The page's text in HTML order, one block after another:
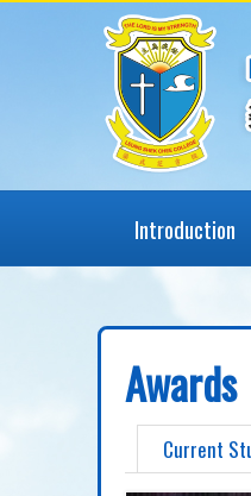
Introduction
Awards
Current